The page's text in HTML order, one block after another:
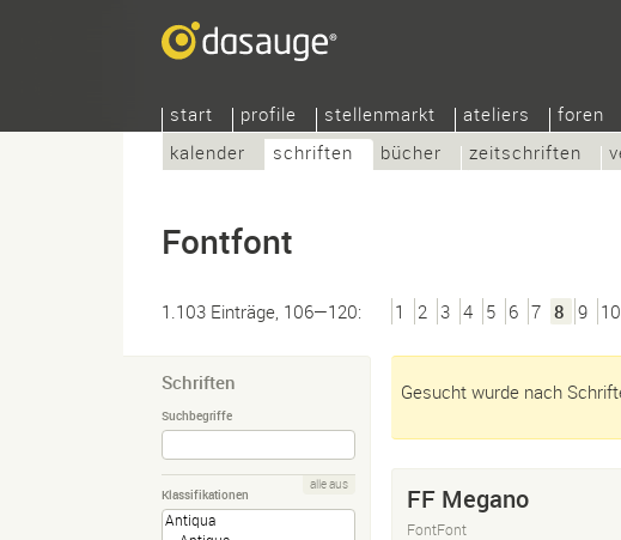
start profile stellenmarkt ateliers foren
kalender
schriften bücher zeitschriften
Fontfont
1.103 Einträge, 106—120: 1 2 3 4 5 6 7 8 9
Schriften
Suchbegriffe
Klassifikationen
alle aus
Gesucht wurde nach
FF Megano
FontFont